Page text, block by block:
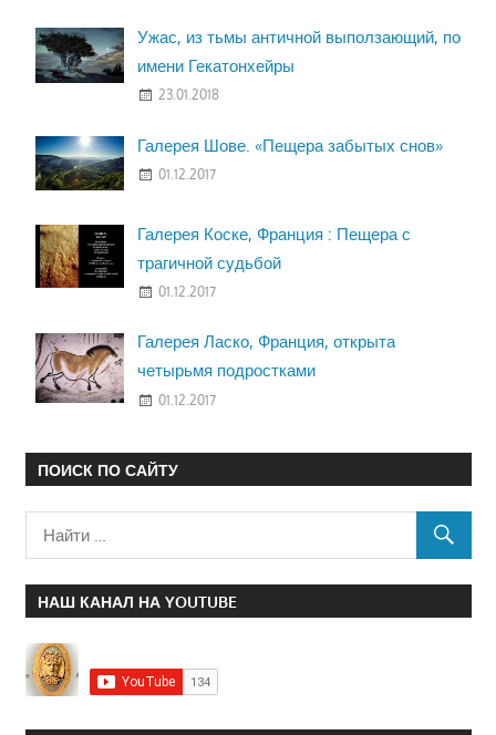
Ужас, из тьмы античной выползающий, по
имени Гекатонхейры
23.01.2018
Галерея Шове. «Пещера забытых снов»
01.12.2017
Галерея Коске, Франция : Пещера с
трагичной судьбой
01.12.2017
Галерея Ласко, Франция, открыта
четырьмя подростками
01.12.2017
ПОИСК ПО САЙТУ
НАШ КАНАЛ НА YOUTUBE